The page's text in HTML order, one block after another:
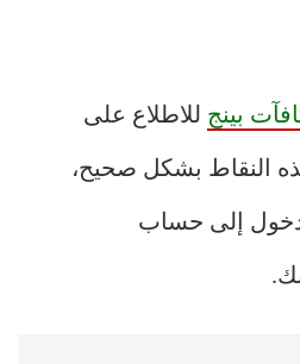
بينج للاطلاع على
النقاط بشكل صحيح،
إلى حساب